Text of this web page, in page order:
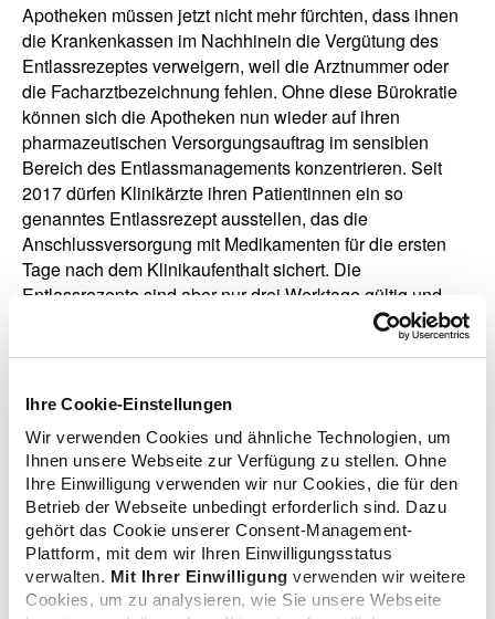
Ihre Cookie-Einstellungen
Wir verwenden Cookies und ähnliche Technologien, um
Ihnen unsere Webseite zur Verfügung zu stellen. Ohne
Ihre Einwilligung verwenden wir nur Cookies, die für den
Betrieb der Webseite unbedingt erforderlich sind. Dazu
gehört das Cookie unserer Consent-Management-
Plattform, mit dem wir Ihren Einwilligungsstatus
verwalten. Mit Ihrer Einwilligung verwenden wir weitere
Cookies, um zu analysieren, wie Sie unsere Webseite
Apotheken müssen jetzt nicht mehr fürchten, dass ihnen
die Krankenkassen im Nachhinein die Vergütung des
Entlassrezeptes verweigern, weil die Arztnummer oder
die Facharztbezeichnung fehlen. Ohne diese Bürokratie
können sich die Apotheken nun wieder auf ihren
pharmazeutischen Versorgungsauftrag im sensiblen
Bereich des Entlassmanagements konzentrieren. Seit
2017 dürfen Klinikärzte ihren Patientinnen ein so
genanntes Entlassrezept ausstellen, das die
Anschlussversorgung mit Medikamenten für die ersten
Tage nach dem Klinikaufenthalt sichert. Die
Entlassrezepte sind aber nur drei Werktage gültig und
müssen deshalb schnell in der Apotheke eingelöst
werden. GKV-Spitzenband und DAV erarbeiten derzeit
die der Schiedsspruch dann eingearbeitet ist.
zurück zur Übersicht